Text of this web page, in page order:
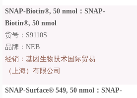
SNAP-Biotin®, 50 nmol：SNAP-
Biotin®, 50 nmol
货号：S9110S
品牌：NEB
经销： 基因生物技术国际贸易
（上海）有限公司
SNAP-Surface® 549, 50 nmol：SNAP-